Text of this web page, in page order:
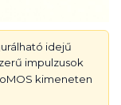
idejű
impulzusok
kimeneten